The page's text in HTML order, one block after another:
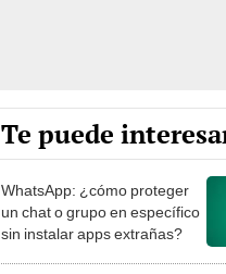
Te puede
WhatsApp: ¿cómo proteger
un chat o grupo en específico
sin instalar apps extrañas?